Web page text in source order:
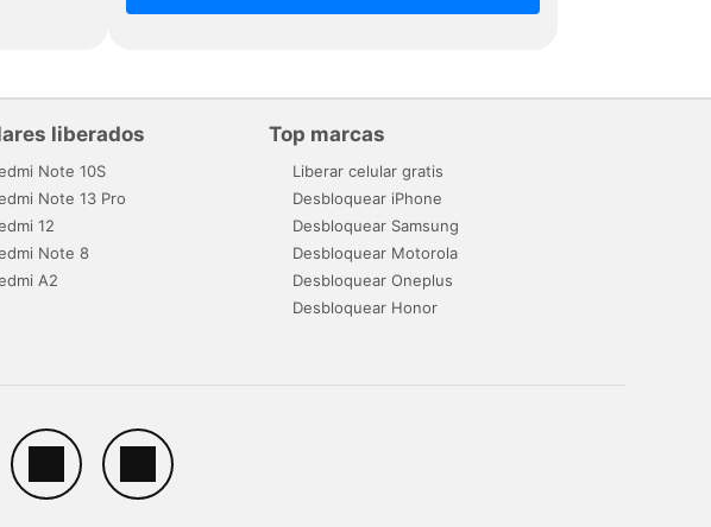
liberados
Note 10S
Note 13 Pro
12
Note 8
A2
Top marcas
Liberar celular gratis
Desbloquear iPhone
Desbloquear Samsung
Desbloquear Motorola
Desbloquear Oneplus
Desbloquear Honor